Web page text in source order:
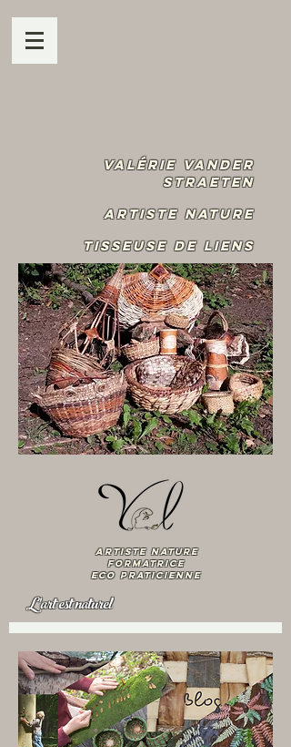
Valérie Vander
Straeten
Artiste Nature
Tisseuse de liens
L'art est naturel
artiste nature
Formatrice
ECO praticienne